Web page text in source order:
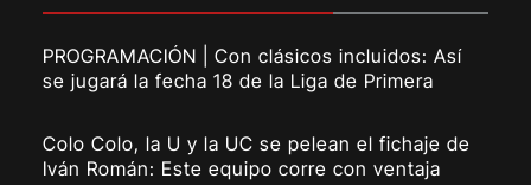
PROGRAMACIÓN | Con clásicos incluidos: Así
se jugará la fecha 18 de la Liga de Primera
Colo Colo, la U y la UC se pelean el fichaje de
Iván Román: Este equipo corre con ventaja